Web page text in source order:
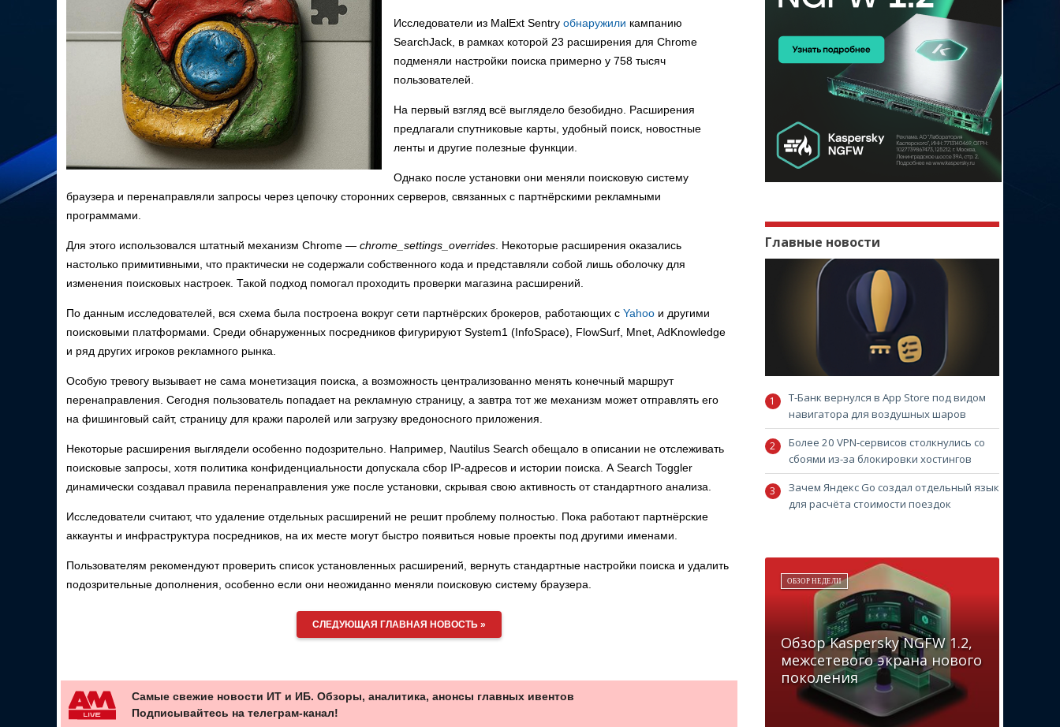
Исследователи из MalExt Sentry обнаружили кампанию
SearchJack, в рамках которой 23 расширения для Chrome
подменяли настройки поиска примерно у 758 тысяч
пользователей.
На первый взгляд всё выглядело безобидно. Расширения
предлагали спутниковые карты, удобный поиск, новостные
ленты и другие полезные функции.
Однако после установки они меняли поисковую систему
браузера и перенаправляли запросы через цепочку сторонних серверов, связанных с партнёрскими рекламными
программами.
Для этого использовался штатный механизм Chrome — chrome_settings_overrides . Некоторые расширения оказались
настолько примитивными, что практически не содержали собственного кода и представляли собой лишь оболочку для
изменения поисковых настроек. Такой подход помогал проходить проверки магазина расширений.
По данным исследователей, вся схема была построена вокруг сети партнёрских брокеров, работающих с Yahoo и другими
поисковыми платформами. Среди обнаруженных посредников фигурируют System1 (InfoSpace), FlowSurf, Mnet, AdKnowledge
и ряд других игроков рекламного рынка.
Особую тревогу вызывает не сама монетизация поиска, а возможность централизованно менять конечный маршрут
перенаправления. Сегодня пользователь попадает на рекламную страницу, а завтра тот же механизм может отправлять его
на фишинговый сайт, страницу для кражи паролей или загрузку вредоносного приложения.
Некоторые расширения выглядели особенно подозрительно. Например, Nautilus Search обещало в описании не отслеживать
поисковые запросы, хотя политика конфиденциальности допускала сбор IP-адресов и истории поиска. А Search Toggler
динамически создавал правила перенаправления уже после установки, скрывая свою активность от стандартного анализа.
Исследователи считают, что удаление отдельных расширений не решит проблему полностью. Пока работают партнёрские
аккаунты и инфраструктура посредников, на их месте могут быстро появиться новые проекты под другими именами.
Пользователям рекомендуют проверить список установленных расширений, вернуть стандартные настройки поиска и удалить
подозрительные дополнения, особенно если они неожиданно меняли поисковую систему браузера.
СЛЕДУЮЩАЯ ГЛАВНАЯ НОВОСТЬ »
Самые свежие новости ИТ и ИБ. Обзоры, аналитика, анонсы главных ивентов
Подписывайтесь на телеграм-канал!
Главные новости
Т-Банк вернулся в App Store под видом
навигатора для воздушных шаров
Более 20 VPN-сервисов столкнулись со
сбоями из-за блокировки хостингов
Зачем Яндекс Go создал отдельный язык
для расчёта стоимости поездок
ОБЗОР НЕДЕЛИ
Обзор Kaspersky NGFW 1.2,
межсетевого экрана нового
поколения